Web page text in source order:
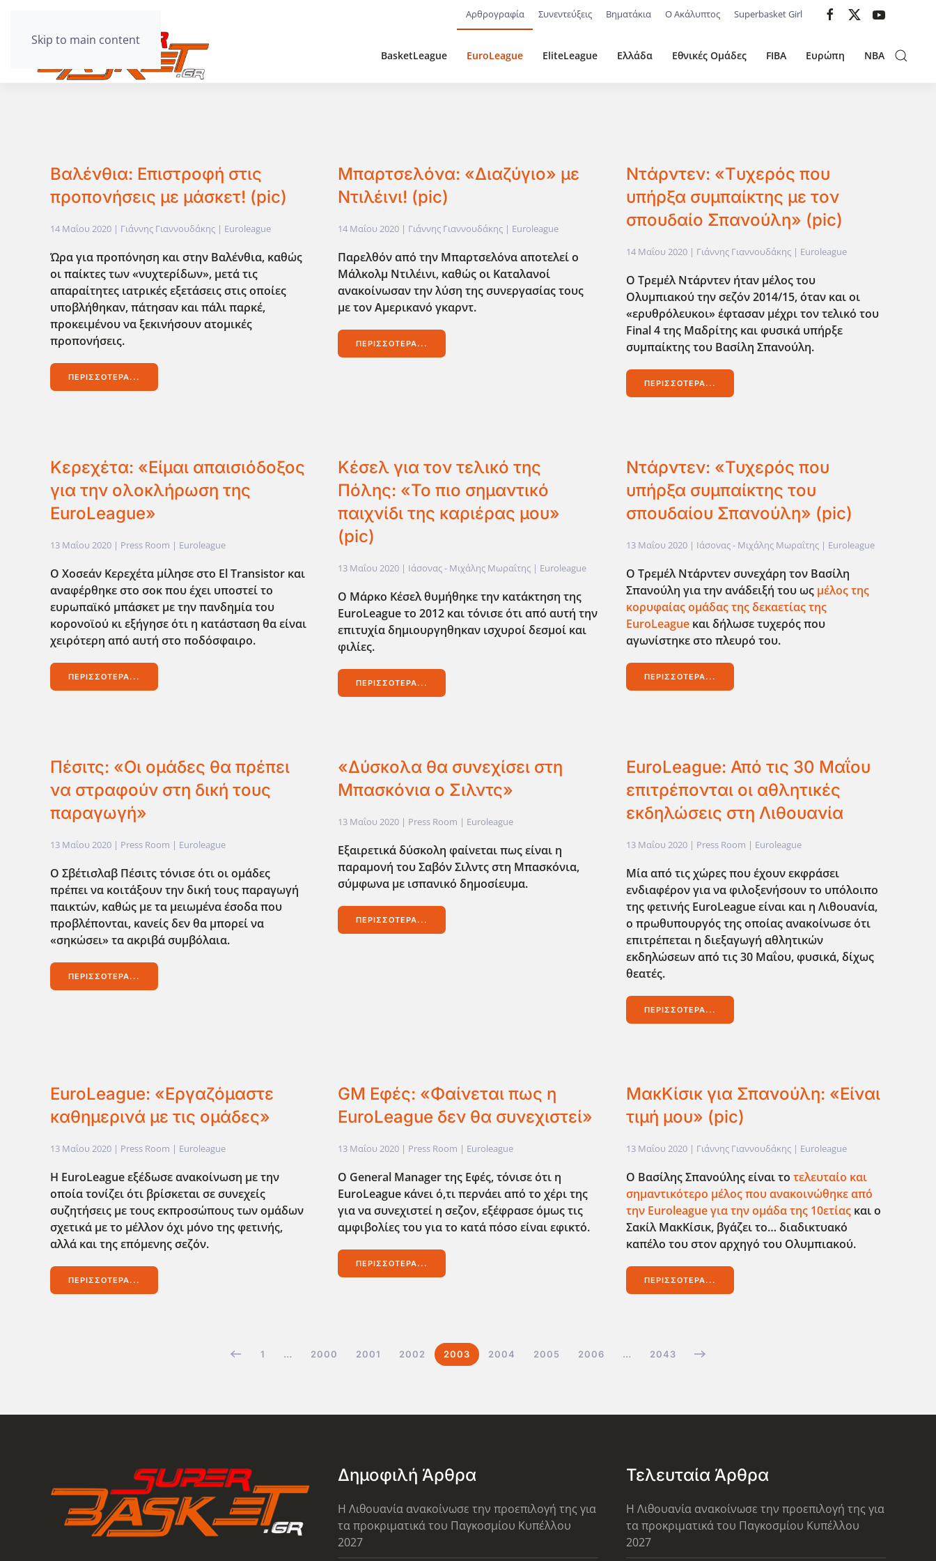
Skip to main content
Αρθρογραφία Συνεντεύξεις Βηματάκια Ο Ακάλυπτος Superbasket Girl
BasketLeague EuroLeague EliteLeague Ελλάδα Εθνικές Ομάδες FIBA Ευρώπη NBA
Βαλένθια: Επιστροφή στις
προπονήσεις με μάσκετ! (pic)
14 Μαΐου 2020 | Γιάννης Γιαννουδάκης | Euroleague
Ώρα για προπόνηση και στην Βαλένθια, καθώς
οι παίκτες των «νυχτερίδων», μετά τις
απαραίτητες ιατρικές εξετάσεις στις οποίες
υποβλήθηκαν, πάτησαν και πάλι παρκέ,
προκειμένου να ξεκινήσουν ατομικές
προπονήσεις.
ΠΕΡΙΣΣΌΤΕΡΑ...
Μπαρτσελόνα: «Διαζύγιο» με
Ντιλέινι! (pic)
14 Μαΐου 2020 | Γιάννης Γιαννουδάκης | Euroleague
Παρελθόν από την Μπαρτσελόνα αποτελεί ο
Μάλκολμ Ντιλέινι, καθώς οι Καταλανοί
ανακοίνωσαν την λύση της συνεργασίας τους
με τον Αμερικανό γκαρντ.
ΠΕΡΙΣΣΌΤΕΡΑ...
Ντάρντεν: «Tυχερός που
υπήρξα συμπαίκτης με τον
σπουδαίο Σπανούλη» (pic)
14 Μαΐου 2020| Γιάννης Γιαννουδάκης | Euroleague
Ο Τρεμέλ Ντάρντεν ήταν μέλος του
Ολυμπιακού την σεζόν 2014/15, όταν και οι
«ερυθρόλευκοι» έφτασαν μέχρι τον τελικό του
Final 4της Μαδρίτης και φυσικά υπήρξε
συμπαίκτης του Βασίλη Σπανούλη.
ΠΕΡΙΣΣΌΤΕΡΑ...
Κερεχέτα: «Είμαι απαισιόδοξος
για την ολοκλήρωση της
EuroLeague»
13 Μαΐου 2020 | Press Room | Euroleague
Ο Χοσεάν Κερεχέτα μίλησε στο El Transistor και
αναφέρθηκε στο σοκ που έχει υποστεί το
ευρωπαϊκό μπάσκετ με την πανδημία του
κορονοϊού κι εξήγησε ότι η κατάσταση θα είναι
χειρότερη από αυτή στο ποδόσφαιρο.
ΠΕΡΙΣΣΌΤΕΡΑ...
Κέσελ για τον τελικό της
Πόλης: «Το πιο σημαντικό
παιχνίδι της καριέρας μου»
(pic)
13 Μαΐου 2020 | Ιάσονας - Μιχάλης Μωραΐτης | Euroleague
Ο Μάρκο Κέσελ θυμήθηκε την κατάκτηση της
EuroLeague το 2012 και τόνισε ότι από αυτή την
επιτυχία δημιουργηθηκαν ισχυροί δεσμοί και
φιλίες.
ΠΕΡΙΣΣΌΤΕΡΑ...
Ντάρντεν: «Τυχερός που
υπήρξα συμπαίκτης του
σπουδαίου Σπανούλη» (pic)
13 Μαΐου 2020| Ιάσονας - Μιχάλης Μωραΐτης | Euroleague
Ο Τρεμέλ Ντάρντεν συνεχάρη τον Βασίλη
Σπανούλη για την ανάδειξή του ως μέλος της
κορυφαίας ομάδας της δεκαετίας της
EuroLeague και δήλωσε τυχερός που
αγωνίστηκε στο πλευρό του.
ΠΕΡΙΣΣΌΤΕΡΑ...
Πέσιτς: «Οι ομάδες θα πρέπει
να στραφούν στη δική τους
παραγωγή»
13 Μαΐου 2020 | Press Room | Euroleague
Ο Σβέτισλαβ Πέσιτς τόνισε ότι οι ομάδες
πρέπει να κοιτάξουν την δική τους παραγωγή
παικτών, καθώς με τα μειωμένα έσοδα που
προβλέπονται, κανείς δεν θα μπορεί να
«σηκώσει» τα ακριβά συμβόλαια.
ΠΕΡΙΣΣΌΤΕΡΑ...
«Δύσκολα θα συνεχίσει στη
Μπασκόνια ο Σιλντς»
13 Μαΐου 2020 | Press Room | Euroleague
Εξαιρετικά δύσκολη φαίνεται πως είναι η
παραμονή του Σαβόν Σιλντς στη Μπασκόνια,
σύμφωνα με ισπανικό δημοσίευμα.
ΠΕΡΙΣΣΌΤΕΡΑ...
EuroLeague: Από τις 30 Μαΐου
επιτρέπονται οι αθλητικές
εκδηλώσεις στη Λιθουανία
13 Μαΐου 2020| Press Room | Euroleague
Μία από τις χώρες που έχουν εκφράσει
ενδιαφέρον για να φιλοξενήσουν το υπόλοιπο
της φετινής EuroLeague είναι και η Λιθουανία,
ο πρωθυπουργός της οποίας ανακοίνωσε ότι
επιτρέπεται η διεξαγωγή αθλητικών
εκδηλώσεων από τις 30 Μαΐου, φυσικά, δίχως
θεατές.
ΠΕΡΙΣΣΌΤΕΡΑ...
EuroLeague: «Εργαζόμαστε
καθημερινά με τις ομάδες»
13 Μαΐου 2020 | Press Room | Euroleague
Η EuroLeague εξέδωσε ανακοίνωση με την
οποία τονίζει ότι βρίσκεται σε συνεχείς
συζητήσεις με τους εκπροσώπους των ομάδων
σχετικά με το μέλλον όχι μόνο της φετινής,
αλλά και της επόμενης σεζόν.
ΠΕΡΙΣΣΌΤΕΡΑ...
GM Εφές: «Φαίνεται πως η
EuroLeague δεν θα συνεχιστεί»
13 Μαΐου 2020 | Press Room | Euroleague
Ο General Manager της Εφές, τόνισε ότι η
EuroLeague κάνει ό,τι περνάει από το χέρι της
για να συνεχιστεί η σεζον, εξέφρασε όμως τις
αμφιβολίες του για το κατά πόσο είναι εφικτό.
ΠΕΡΙΣΣΌΤΕΡΑ...
ΜακΚίσικ για Σπανούλη: «Είναι
τιμή μου» (pic)
13 Μαΐου 2020| Γιάννης Γιαννουδάκης | Euroleague
Ο Βασίλης Σπανούλης είναι το τελευταίο και
σημαντικότερο μέλος που ανακοινώθηκε από
την Euroleagueγια την ομάδα της 10ετίας και ο
Σακίλ ΜακΚίσικ, βγάζει το… διαδικτυακό
καπέλο του στον αρχηγό του Ολυμπιακού.
ΠΕΡΙΣΣΌΤΕΡΑ...
1 … 2000 2001 2002 2003 2004 2005 2006 … 2043
Δημοφιλή Άρθρα
Η Λιθουανία ανακοίνωσε την προεπιλογή της για
τα προκριματικά του Παγκοσμίου Κυπέλλου
2027
Τελευταία Άρθρα
Η Λιθουανία ανακοίνωσε την προεπιλογή της για
τα προκριματικά του Παγκοσμίου Κυπέλλου
2027